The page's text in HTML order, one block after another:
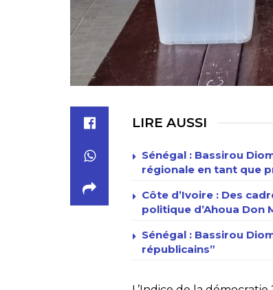
LIRE AUSSI
Sénégal : Bassirou
régionale en tant que
Côte d’Ivoire : Des
politique d’Ahoua Don
Sénégal : Bassirou
républicains”